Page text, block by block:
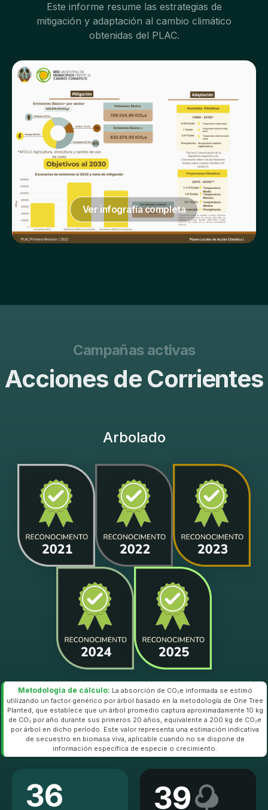
Este informe resume las estrategias de
mitigación y adaptación al cambio climático
obtenidas del PLAC.
Ver infografía completa
Campañas activas
Acciones de Corrientes
Arbolado
Metodología de cálculo: La absorción de CO₂e informada se estimó
utilizando un factor genérico por árbol basado en la metodología de One Tree
Planted, que establece que un árbol promedio captura aproximadamente 10 kg
de CO₂ por año durante sus primeros 20 años, equivalente a 200 kg de CO₂e
por árbol en dicho período. Este valor representa una estimación indicativa
de secuestro en biomasa viva, aplicable cuando no se dispone de
información específica de especie o crecimiento.
36 39